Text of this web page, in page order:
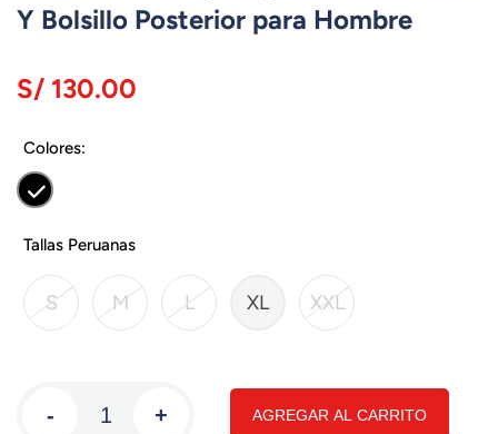
Y Bolsillo Posterior para Hombre
S/ 130.00
Colores:
Tallas Peruanas
S M L XL XXL
- + AGREGAR AL CARRITO